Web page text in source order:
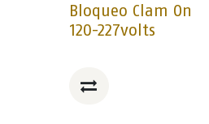
Bloqueo Clam On
120-227volts